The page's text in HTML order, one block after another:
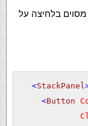
מסוים בלחיצה על
<StackPanel
<Button